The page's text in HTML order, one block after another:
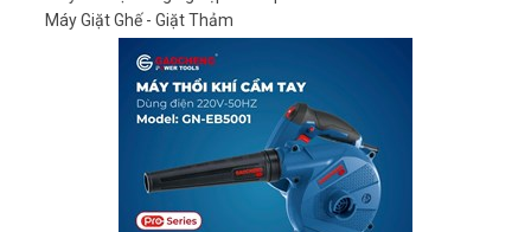
Máy Giặt Ghế - Giặt Thảm